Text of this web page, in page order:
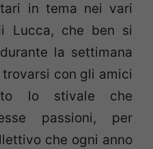
in tema nei vari
Lucca, che ben si
la settimana
con gli amici
lo stivale che
passioni, per
che ogni anno